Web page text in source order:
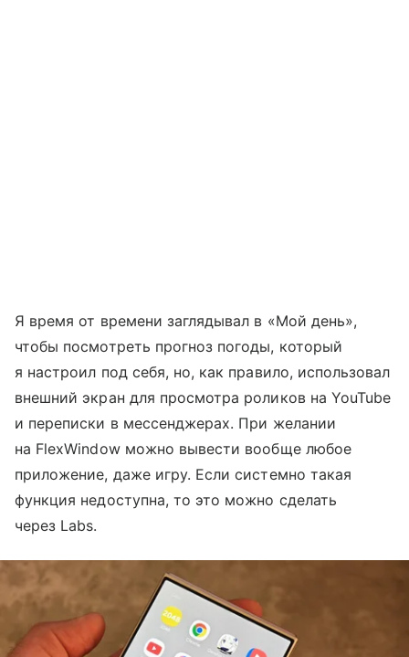
Я время от времени заглядывал в «Мой день»,
чтобы посмотреть прогноз погоды, который
я настроил под себя, но, как правило, использовал
внешний экран для просмотра роликов на YouTube
и переписки в мессенджерах. При желании
на FlexWindow можно вывести вообще любое
приложение, даже игру. Если системно такая
функция недоступна, то это можно сделать
через Labs.